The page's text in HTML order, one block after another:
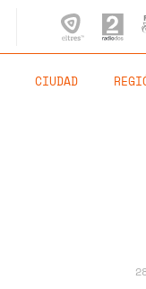
CIUDAD